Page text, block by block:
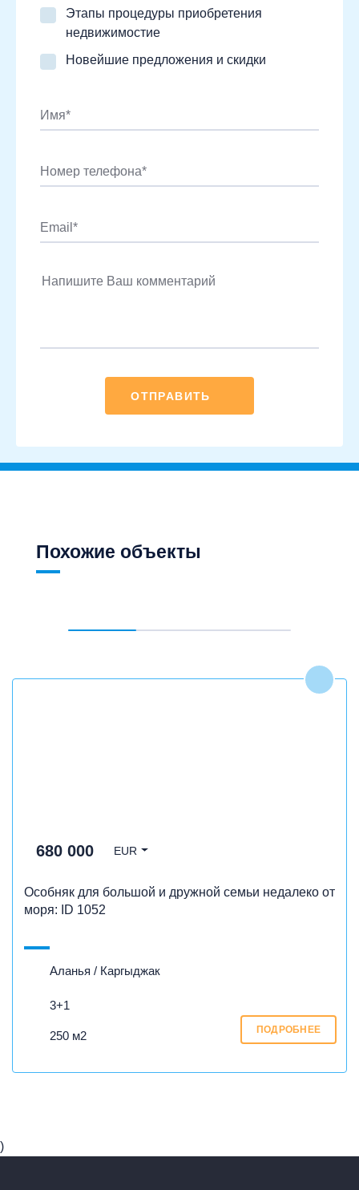
ОТПРАВИТЬ
Этапы процедуры приобретения
недвижимостие
Новейшие предложения и скидки
Похожие объекты
680 000 EUR
Особняк для большой и дружной семьи недалеко от
моря: ID 1052
Аланья / Каргыджак
3+1
250 м2 ПОДРОБНЕЕ
)